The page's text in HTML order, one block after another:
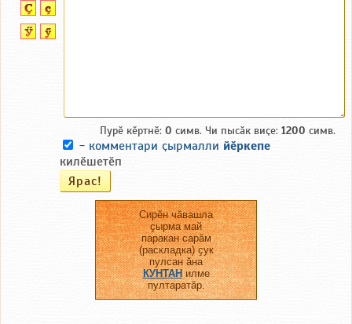
Пурӗ кӗртнӗ: 0 симв. Чи пысӑк виҫе: 1200 симв.
- комментари ҫырмалли йӗркепе
килӗшетӗп
Сирӗн чӑвашла
ҫырма май
паракан сарӑм
(раскладка) ҫук
пулсан ӑна
КУНТАНилме
пултаратӑр.